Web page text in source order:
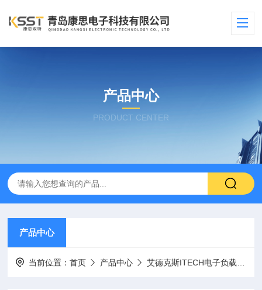
产品中心
PRODUCT CENTER
产品中心
当前位置：首页 产品中心 艾德克斯ITECH电子负载